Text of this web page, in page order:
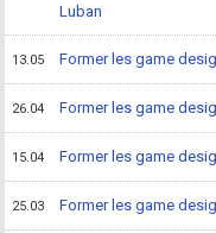
Luban
13.05 Former les game
26.04 Former les game
15.04 Former les game
25.03 Former les game